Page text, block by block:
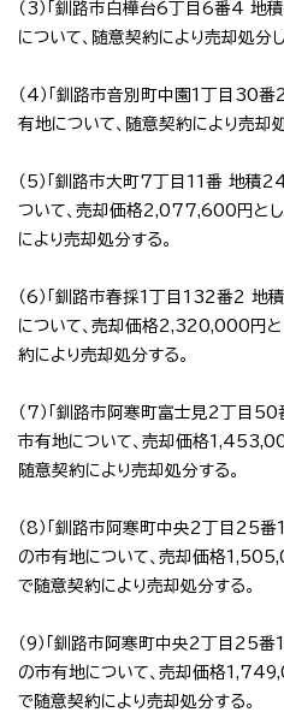
（3）「釧路市白樺台6丁目6番4 地
について、随意契約により売却処分し
（4）「釧路市音別町中園1丁目30
有地について、随意契約により売却処
（5）「釧路市大町7丁目11番 地積
ついて、売却価格2,077,600円とし
により売却処分する。
（6）「釧路市春採1丁目132番2 地
について、売却価格2,320,000円と
約により売却処分する。
（7）「釧路市阿寒町富士見2丁目
市有地について、売却価格
随意契約により売却処分する。
（8）「釧路市阿寒町中央2丁目25
の市有地について、売却価格
で随意契約により売却処分する。
（9）「釧路市阿寒町中央2丁目25
の市有地について、売却価格
で随意契約により売却処分する。